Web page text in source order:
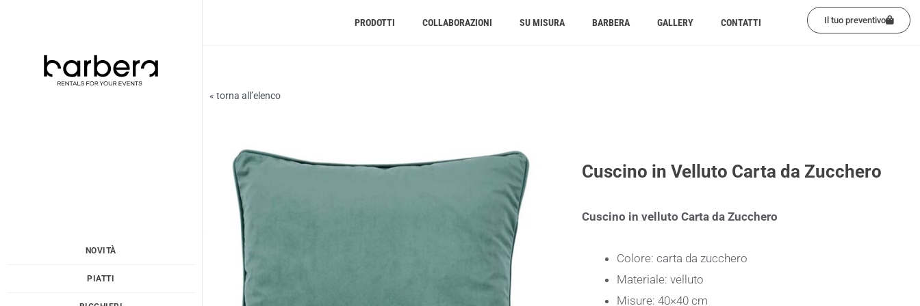
contenuto
NOVITÀ
PIATTI
PRODOTTI COLLABORAZIONI SU MISURA BARBERA GALLERY CONTATTI Il tuo preventivo
« torna all’elenco
Cuscino in Velluto Carta da Zucchero
Cuscino in velluto Carta da Zucchero
Colore: carta da zucchero
Materiale: velluto
Misure: 40×40 cm